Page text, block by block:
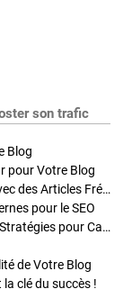
son trafic
Blog
pour Votre Blog
Stratégies de Publication : Boostez Votre Blog avec des Articles Fréquents et Exclusifs
pour le SEO
Enrichir Vos Articles avec des Contenus Riches : Stratégies pour Captiver et Optimiser
de Votre Blog
clé du succès !